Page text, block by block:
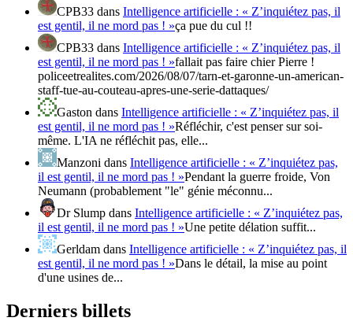
CPB33 dans Intelligence artificielle : « Z’inquiétez pas, il
est gentil, il ne mord pas ! »ça pue du cul !!
CPB33 dans Intelligence artificielle : « Z’inquiétez pas, il
est gentil, il ne mord pas ! »fallait pas faire chier Pierre !
policeetrealites.com/2026/08/07/tarn-et-garonne-un-american-
staff-tue-au-couteau-apres-une-serie-dattaques/
Gaston dans Intelligence artificielle : « Z’inquiétez pas, il
est gentil, il ne mord pas ! »Réfléchir, c'est penser sur soi-
même. L'IA ne réfléchit pas, elle...
Manzoni dans Intelligence artificielle : « Z’inquiétez pas,
il est gentil, il ne mord pas ! »Pendant la guerre froide, Von
Neumann (probablement "le" génie méconnu...
Dr Slump dans Intelligence artificielle : « Z’inquiétez pas,
il est gentil, il ne mord pas ! »Une petite délation suffit...
Gerldam dans Intelligence artificielle : « Z’inquiétez pas, il
est gentil, il ne mord pas ! »Dans le détail, la mise au point
d'une usines de...
Derniers billets